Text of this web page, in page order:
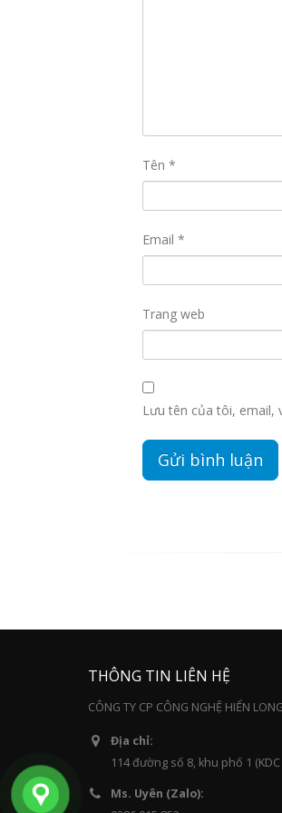
Tên *
Email *
Trang web
Lưu tên của tôi, email,
THÔNG TIN LIÊN HỆ
CÔNG TY CP CÔNG NGHỆ HIỂN LONG
Địa chỉ:
114 đường số 8, khu phố 1
Ms. Uyên (Zalo):